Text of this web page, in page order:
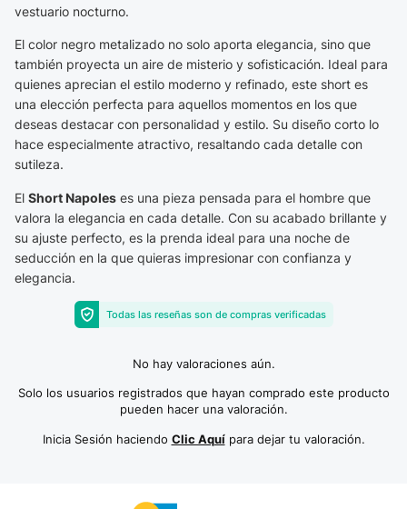
vestuario nocturno.
El color negro metalizado no solo aporta elegancia, sino que
también proyecta un aire de misterio y sofisticación. Ideal para
quienes aprecian el estilo moderno y refinado, este short es
una elección perfecta para aquellos momentos en los que
deseas destacar con personalidad y estilo. Su diseño corto lo
hace especialmente atractivo, resaltando cada detalle con
sutileza.
El Short Napoles es una pieza pensada para el hombre que
valora la elegancia en cada detalle. Con su acabado brillante y
su ajuste perfecto, es la prenda ideal para una noche de
seducción en la que quieras impresionar con confianza y
elegancia.
Todas las reseñas son de compras verificadas
No hay valoraciones aún.
Solo los usuarios registrados que hayan comprado este producto
pueden hacer una valoración.
Inicia Sesión haciendo Clic Aquípara dejar tu valoración.